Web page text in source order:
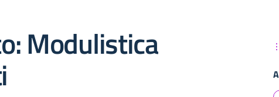
Modulistica